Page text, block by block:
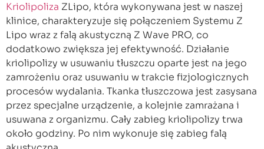
Kriolipoliza ZLipo, która wykonywana jest w naszej
klinice, charakteryzuje się połączeniem Systemu Z
Lipo wraz z falą akustyczną Z Wave PRO, co
dodatkowo zwiększa jej efektywność. Działanie
kriolipolizy w usuwaniu tłuszczu oparte jest na jego
zamrożeniu oraz usuwaniu w trakcie fizjologicznych
procesów wydalania. Tkanka tłuszczowa jest zasysana
przez specjalne urządzenie, a kolejnie zamrażana i
usuwana z organizmu. Cały zabieg kriolipolizy trwa
około godziny. Po nim wykonuje się zabieg falą